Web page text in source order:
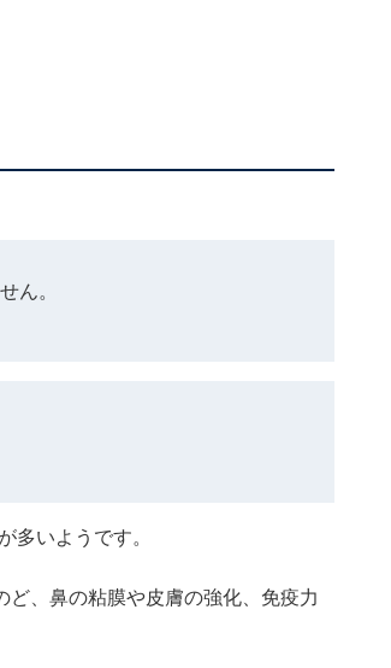
ん。
多いようです。
、鼻の粘膜や皮膚の強化、免疫力